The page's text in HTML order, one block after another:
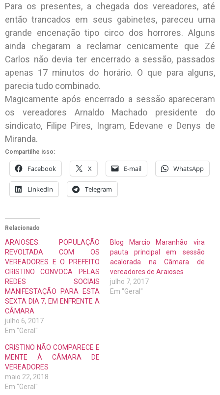
Para os presentes, a chegada dos vereadores, até
então trancados em seus gabinetes, pareceu uma
grande encenação tipo circo dos horrores. Alguns
ainda chegaram a reclamar cenicamente que Zé
Carlos não devia ter encerrado a sessão, passados
apenas 17 minutos do horário. O que para alguns,
parecia tudo combinado.
Magicamente após encerrado a sessão apareceram
os vereadores Arnaldo Machado presidente do
sindicato, Filipe Pires, Ingram, Edevane e Denys de
Miranda.
Compartilhe isso:
Facebook X E-mail WhatsApp
LinkedIn Telegram
Relacionado
ARAIOSES: POPULAÇÃO
REVOLTADA COM OS
VEREADORES E O PREFEITO
CRISTINO CONVOCA PELAS
REDES SOCIAIS
MANIFESTAÇÃO PARA ESTA
SEXTA DIA 7, EM ENFRENTE A
CÂMARA
julho 6, 2017
Em "Geral"
Blog Marcio Maranhão vira
pauta principal em sessão
acalorada na Câmara de
vereadores de Araioses
julho 7, 2017
Em "Geral"
CRISTINO NÃO COMPARECE E
MENTE À CÂMARA DE
VEREADORES
maio 22, 2018
Em "Geral"